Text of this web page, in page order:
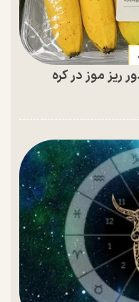
ریز موز در کره